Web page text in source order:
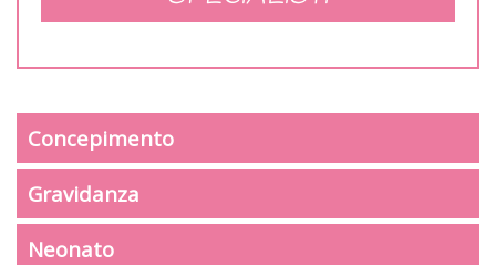
Concepimento
Gravidanza
Neonato